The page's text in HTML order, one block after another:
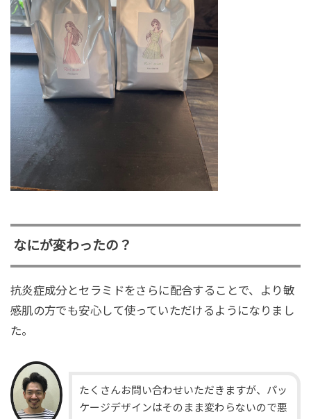
なにが変わったの？
抗炎症成分とセラミドをさらに配合することで、より敏
感肌の方でも安心して使っていただけるようになりまし
た。
たくさんお問い合わせいただきますが、パッ
ケージデザインはそのまま変わらないので悪